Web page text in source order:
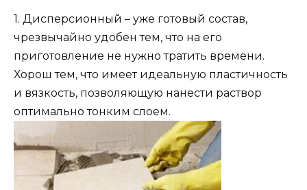
1. Дисперсионный – уже готовый состав,
чрезвычайно удобен тем, что на его
приготовление не нужно тратить времени.
Хорош тем, что имеет идеальную пластичность
и вязкость, позволяющую нанести раствор
оптимально тонким слоем.